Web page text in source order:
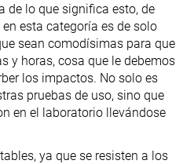
de lo que significa esto, de
esta categoría es de solo
sean comodísimas para que
y horas, cosa que le debemos
los impactos. No solo es
pruebas de uso, sino que
en el laboratorio llevándose
ya que se resisten a los